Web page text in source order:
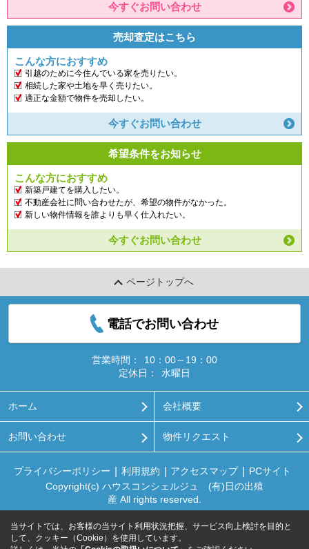
今すぐお問い合わせ
売却査定はこちら
こんな方におすすめ
引越のために今住んでいる家を売りたい。
相続した家や土地を早く売りたい。
適正な金額で物件を売却したい。
今すぐお問い合わせ
希望条件をお知らせ
こんな方におすすめ
新築戸建てを購入したい。
不動産会社に問い合わせたが、希望の物件がなかった。
新しい物件情報を誰よりも早く仕入れたい。
今すぐお問い合わせ
ページトップへ
電話でお問い合わせ
営業時間：
10：00～19：00
定休日：
水曜日
ホーム 会社概要
お問い合わせ 物件リクエスト
プライバシーポリシー 利用規約 アクセスマップ
PCサイト
Copyright(c) ハウスコンシェルジュ (有)日の出殖
産 All rights reserved.
当サイトでは、お客様の当サイト利用状況把握、サービス向上検討を目的と
して、クッキー（Cookie）を使用しています。